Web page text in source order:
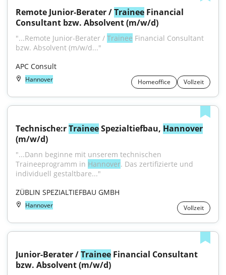
Remote Junior-Berater / Trainee Financial
Consultant bzw. Absolvent (m/w/d)
"...Remote Junior-Berater / Trainee Financial Consultant
bzw. Absolvent (m/w/d..."
APC Consult
Hannover Homeoffice Vollzeit
Technische:r Trainee Spezialtiefbau, Hannover
(m/w/d)
"...Dann beginne mit unserem technischen
Traineeprogramm in Hannover. Das zertifizierte und
individuell gestaltbare..."
ZÜBLIN SPEZIALTIEFBAU GMBH
Hannover Vollzeit
Junior-Berater / Trainee Financial Consultant
bzw. Absolvent (m/w/d)